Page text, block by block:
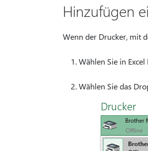
Hinzufügen
Wenn der Drucker, mit
Wählen Sie in Excel
Wählen Sie das